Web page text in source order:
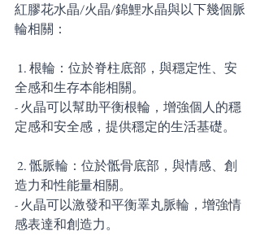
紅膠花水晶/火晶/錦鯉水晶與以下幾個脈
輪相關：
全感和生存本能相關。
- 火晶可以幫助平衡根輪，增強個人的穩
定感和安全感，提供穩定的生活基礎。
造力和性能量相關。
- 火晶可以激發和平衡睪丸脈輪，增強情
感表達和創造力。